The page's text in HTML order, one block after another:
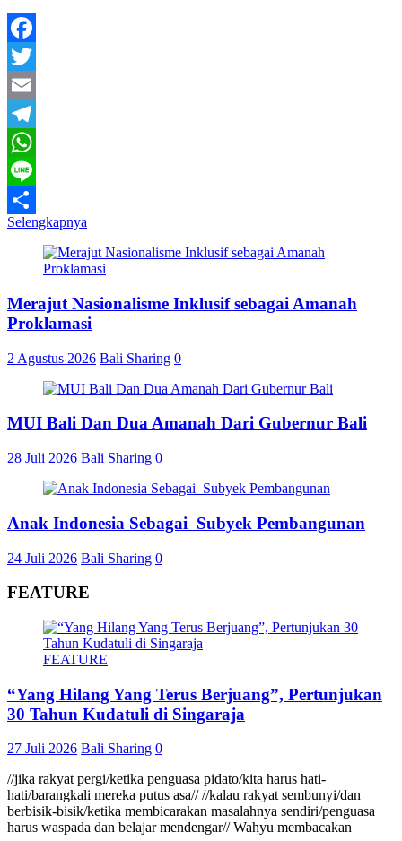
Facebook
Twitter
Email
Telegram
WhatsApp
Line
Share
Selengkapnya
Merajut Nasionalisme Inklusif sebagai Amanah
Proklamasi
2 Agustus 2026 Bali Sharing 0
MUI Bali Dan Dua Amanah Dari Gubernur Bali
28 Juli 2026 Bali Sharing 0
Anak Indonesia Sebagai Subyek Pembangunan
24 Juli 2026 Bali Sharing 0
FEATURE
FEATURE
“Yang Hilang Yang Terus Berjuang”, Pertunjukan
30 Tahun Kudatuli di Singaraja
27 Juli 2026 Bali Sharing 0
//jika rakyat pergi/ketika penguasa pidato/kita harus hati-
hati/barangkali mereka putus asa// //kalau rakyat sembunyi/dan
berbisik-bisik/ketika membicarakan masalahnya sendiri/penguasa
harus waspada dan belajar mendengar// Wahyu membacakan